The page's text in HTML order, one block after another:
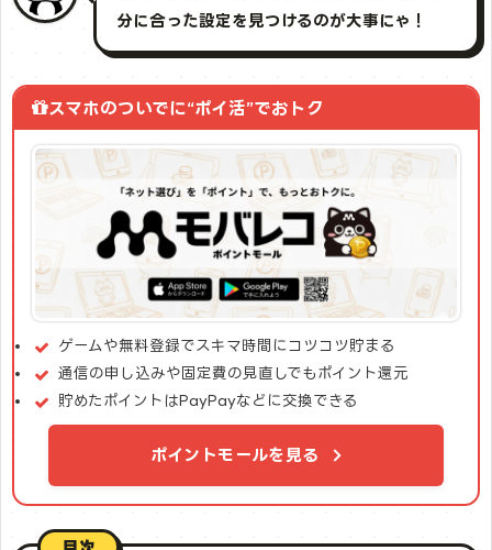
分に合った設定を見つけるのが大事にゃ！
スマホのついでに“ポイ活”でおトク
ゲームや無料登録でスキマ時間にコツコツ貯まる
通信の申し込みや固定費の見直しでもポイント還元
貯めたポイントはPayPayなどに交換できる
ポイントモールを見る